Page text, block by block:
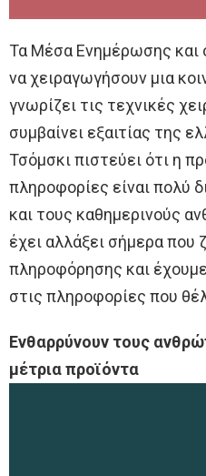
Τα Μέσα Ενημέρωσης και
να χειραγωγήσουν μια
γνωρίζει τις τεχνικές
συμβαίνει εξαιτίας της
Τσόμσκι πιστεύει ότι η
πληροφορίες είναι πολύ
και τους καθημερινούς
έχει αλλάξει σήμερα που
πληροφόρησης και
στις πληροφορίες που
Ενθαρρύνουν τους
μέτρια προϊόντα